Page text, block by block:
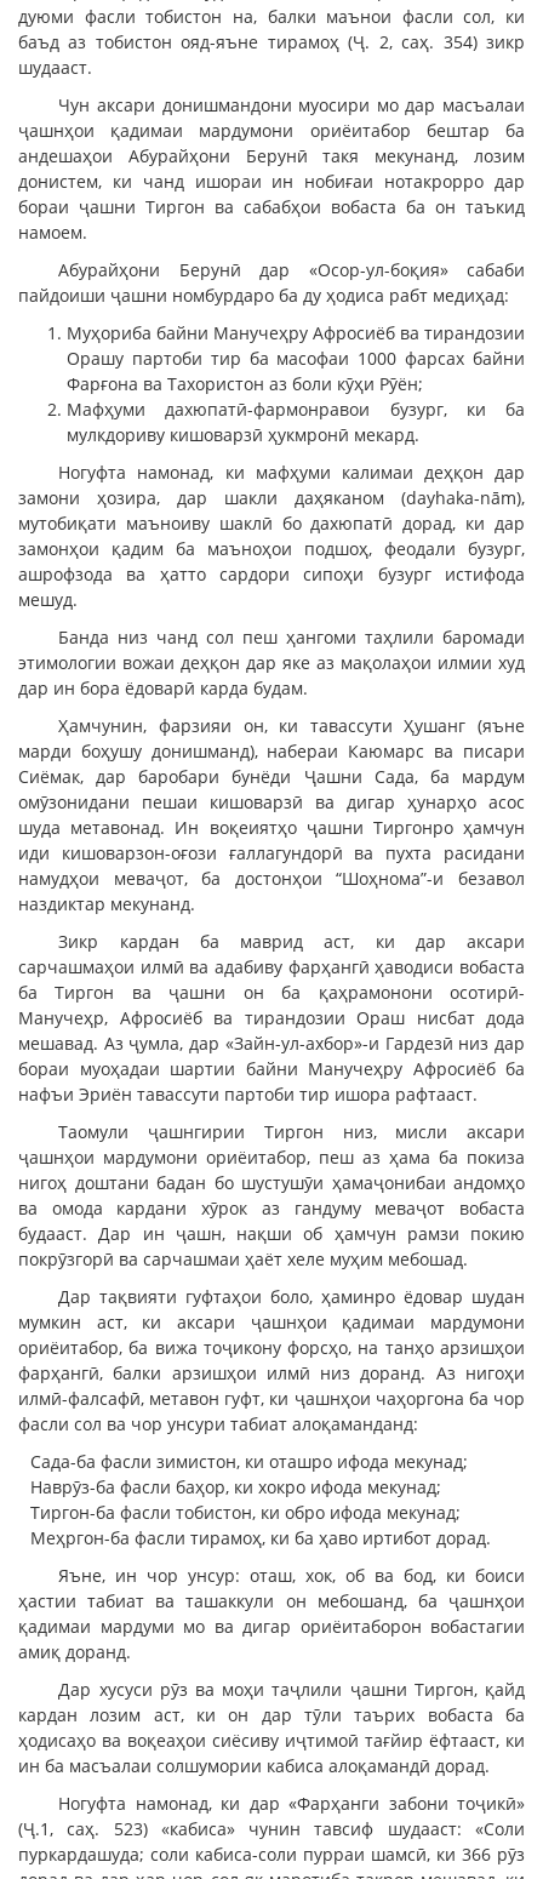
дуюми фасли тобистон на, балки маънои фасли сол, ки
баъд аз тобистон ояд-яъне тирамоҳ (Ҷ. 2, саҳ. 354) зикр
шудааст.
Чун аксари донишмандони муосири мо дар масъалаи
ҷашнҳои қадимаи мардумони ориёитабор бештар ба
андешаҳои Абурайҳони Берунӣ такя мекунанд, лозим
донистем, ки чанд ишораи ин нобиғаи нотакрорро дар
бораи ҷашни Тиргон ва сабабҳои вобаста ба он таъкид
намоем.
Абурайҳони Берунӣ дар «Осор-ул-боқия» сабаби
пайдоиши ҷашни номбурдаро ба ду ҳодиса рабт медиҳад:
Муҳориба байни Манучеҳру Афросиёб ва тирандозии
Орашу партоби тир ба масофаи 1000 фарсах байни
Фарғона ва Тахористон аз боли кӯҳи Рӯён;
Мафҳуми дахюпатӣ-фармонравои бузург, ки ба
мулкдориву кишоварзӣ ҳукмронӣ мекард.
Ногуфта намонад, ки мафҳуми калимаи деҳқон дар
замони ҳозира, дар шакли даҳяканом (dayhaka-nām),
мутобиқати маъноиву шаклӣ бо дахюпатӣ дорад, ки дар
замонҳои қадим ба маъноҳои подшоҳ, феодали бузург,
ашрофзода ва ҳатто сардори сипоҳи бузург истифода
мешуд.
Банда низ чанд сол пеш ҳангоми таҳлили баромади
этимологии вожаи деҳқон дар яке аз мақолаҳои илмии худ
дар ин бора ёдоварӣ карда будам.
Ҳамчунин, фарзияи он, ки тавассути Ҳушанг (яъне
марди боҳушу донишманд), набераи Каюмарс ва писари
Сиёмак, дар баробари бунёди Ҷашни Сада, ба мардум
омӯзонидани пешаи кишоварзӣ ва дигар ҳунарҳо асос
шуда метавонад. Ин воқеиятҳо ҷашни Тиргонро ҳамчун
иди кишоварзон-оғози ғаллагундорӣ ва пухта расидани
намудҳои меваҷот, ба достонҳои “Шоҳнома”-и безавол
наздиктар мекунанд.
Зикр кардан ба маврид аст, ки дар аксари
сарчашмаҳои илмӣ ва адабиву фарҳангӣ ҳаводиси вобаста
ба Тиргон ва ҷашни он ба қаҳрамонони осотирӣ-
Манучеҳр, Афросиёб ва тирандозии Ораш нисбат дода
мешавад. Аз ҷумла, дар «Зайн-ул-ахбор»-и Гардезӣ низ дар
бораи муоҳадаи шартии байни Манучеҳру Афросиёб ба
нафъи Эриён тавассути партоби тир ишора рафтааст.
Таомули ҷашнгирии Тиргон низ, мисли аксари
ҷашнҳои мардумони ориёитабор, пеш аз ҳама ба покиза
нигоҳ доштани бадан бо шустушӯи ҳамаҷонибаи андомҳо
ва омода кардани хӯрок аз гандуму меваҷот вобаста
будааст. Дар ин ҷашн, нақши об ҳамчун рамзи покию
покрӯзгорӣ ва сарчашмаи ҳаёт хеле муҳим мебошад.
Дар тақвияти гуфтаҳои боло, ҳаминро ёдовар шудан
мумкин аст, ки аксари ҷашнҳои қадимаи мардумони
ориёитабор, ба вижа тоҷикону форсҳо, на танҳо арзишҳои
фарҳангӣ, балки арзишҳои илмӣ низ доранд. Аз нигоҳи
илмӣ-фалсафӣ, метавон гуфт, ки ҷашнҳои чаҳоргона ба чор
фасли сол ва чор унсури табиат алоқаманданд:
Сада-ба фасли зимистон, ки оташро ифода мекунад;
Наврӯз-ба фасли баҳор, ки хокро ифода мекунад;
Тиргон-ба фасли тобистон, ки обро ифода мекунад;
Меҳргон-ба фасли тирамоҳ, ки ба ҳаво иртибот дорад.
Яъне, ин чор унсур: оташ, хок, об ва бод, ки боиси
ҳастии табиат ва ташаккули он мебошанд, ба ҷашнҳои
қадимаи мардуми мо ва дигар ориёитаборон вобастагии
амиқ доранд.
Дар хусуси рӯз ва моҳи таҷлили ҷашни Тиргон, қайд
кардан лозим аст, ки он дар тӯли таърих вобаста ба
ҳодисаҳо ва воқеаҳои сиёсиву иҷтимоӣ тағйир ёфтааст, ки
ин ба масъалаи солшумории кабиса алоқамандӣ дорад.
Ногуфта намонад, ки дар «Фарҳанги забони тоҷикӣ»
(Ҷ.1, саҳ. 523) «кабиса» чунин тавсиф шудааст: «Соли
пуркардашуда; соли кабиса-соли пурраи шамсӣ, ки 366 рӯз